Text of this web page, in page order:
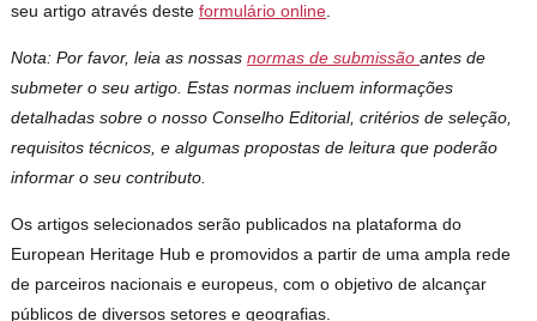
seu artigo através desteformulário online.
Nota: Por favor, leia as nossasnormas de submissãoantes de
submeter o seu artigo. Estas normas incluem informações
detalhadas sobre o nosso Conselho Editorial, critérios de seleção,
requisitos técnicos, e algumas propostas de leitura que poderão
informar o seu contributo.
Os artigos selecionados serão publicados na plataforma do
European Heritage Hub e promovidos a partir de uma ampla rede
de parceiros nacionais e europeus, com o objetivo de alcançar
públicos de diversos setores e geografias.